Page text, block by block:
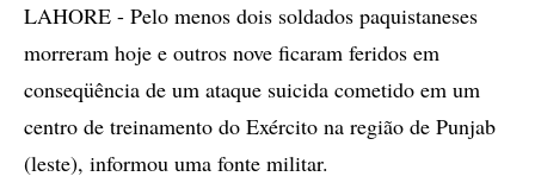
LAHORE - Pelo menos dois soldados paquistaneses
morreram hoje e outros nove ficaram feridos em
conseqüência de um ataque suicida cometido em um
centro de treinamento do Exército na região de Punjab
(leste), informou uma fonte militar.